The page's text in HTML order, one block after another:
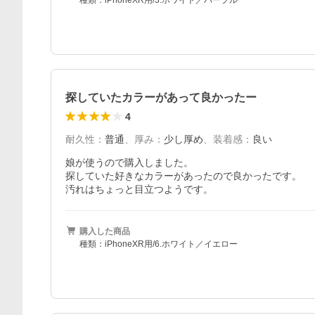
探していたカラーがあって良かったー
4
耐久性 ： 普通 厚み ： 少し厚め 装着感 ： 良い
娘が使うので購入しました。
探していた好きなカラーがあったので良かったです。
汚れはちょっと目立つようです。
購入した商品
種類：iPhoneXR用/6.ホワイト／イエロー